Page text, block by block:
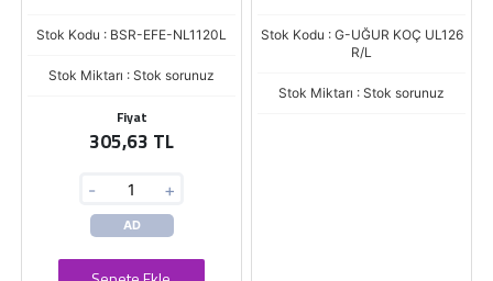
Stok Kodu : BSR-EFE-NL1120L
Stok Miktarı : Stok sorunuz
Fiyat
305,63 TL
- +
AD
Stok Kodu : G-UĞUR KOÇ UL126
R/L
Stok Miktarı : Stok sorunuz